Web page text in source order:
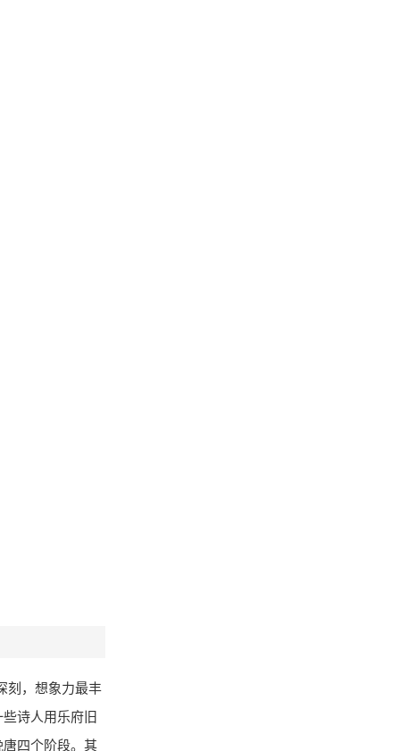
刻，想象力最丰
诗人用乐府旧
四个阶段。其